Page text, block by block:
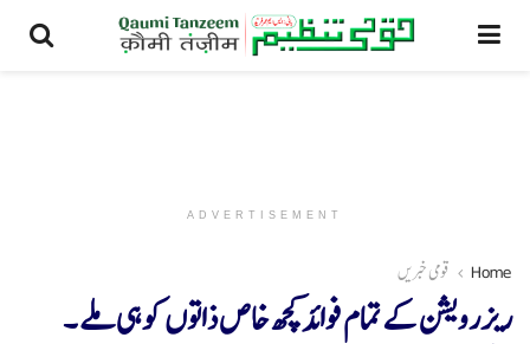
ADVERTISEMENT
Home قومی خبریں
ریزرویشن کے تمام فوائدکچھ خاص ذاتوں کو ہی ملے ۔